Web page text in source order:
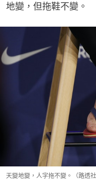
地變，但拖鞋不變。
天變地變，人字拖不變。（路透社